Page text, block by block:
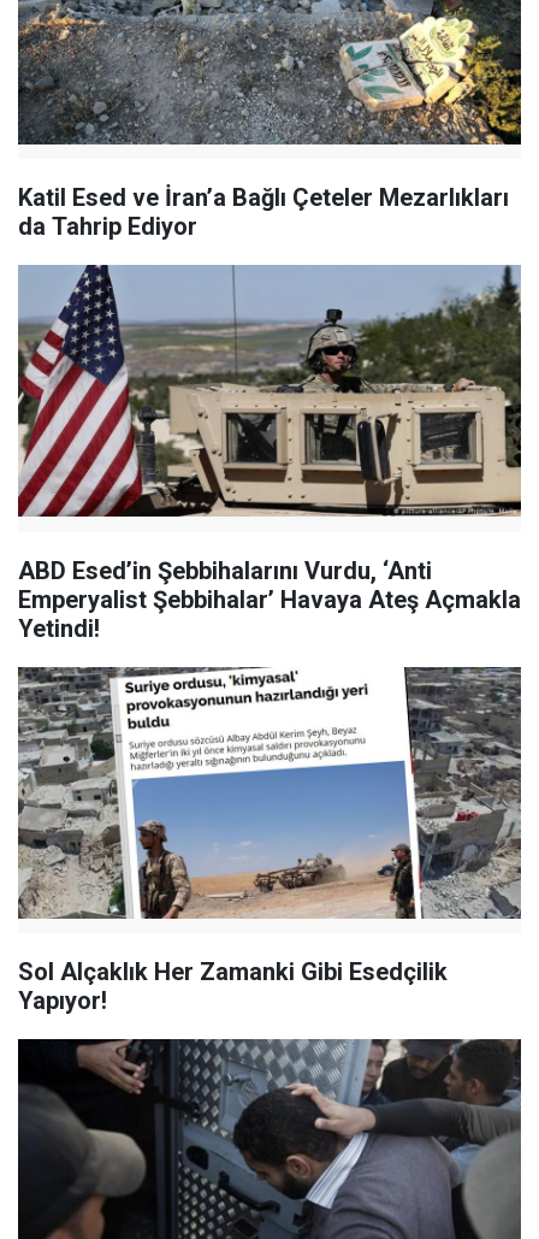
Katil Esed ve İran’a Bağlı Çeteler Mezarlıkları
da Tahrip Ediyor
ABD Esed’in Şebbihalarını Vurdu, ‘Anti
Emperyalist Şebbihalar’ Havaya Ateş Açmakla
Yetindi!
Sol Alçaklık Her Zamanki Gibi Esedçilik
Yapıyor!